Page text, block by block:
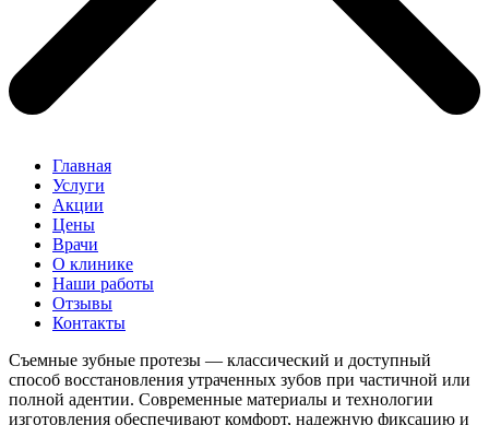
Главная
Услуги
Акции
Цены
Врачи
О клинике
Наши работы
Отзывы
Контакты
Съемные зубные протезы — классический и доступный
способ восстановления утраченных зубов при частичной или
полной адентии. Современные материалы и технологии
изготовления обеспечивают комфорт, надежную фиксацию и